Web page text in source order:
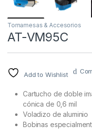
Tornamesas & Accesorios
AT-VM95C
Add to Wishlist
Cartucho de doble
cónica de 0,6 mil
Voladizo de aluminio
Bobinas